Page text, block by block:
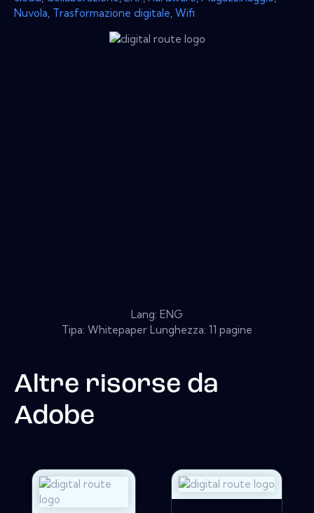
Nuvola Trasformazione digitale Wifi
Lang: ENG
Tipa: Whitepaper Lunghezza: 11 pagine
Altre risorse da
Adobe